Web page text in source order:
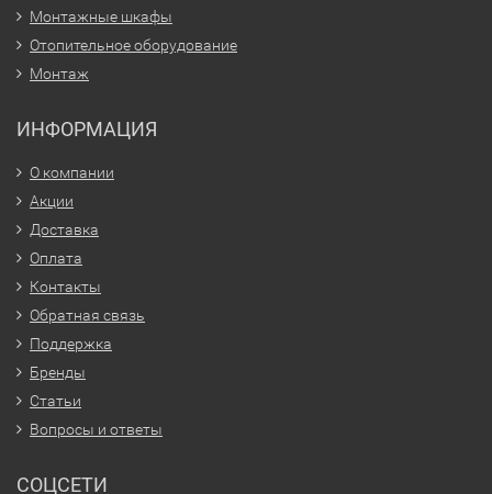
Монтажные шкафы
Отопительное оборудование
Монтаж
ИНФОРМАЦИЯ
О компании
Акции
Доставка
Оплата
Контакты
Обратная связь
Поддержка
Бренды
Статьи
Вопросы и ответы
СОЦСЕТИ